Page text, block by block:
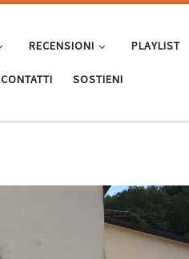
RECENSIONI PLAYLIST
CONTATTI SOSTIENI